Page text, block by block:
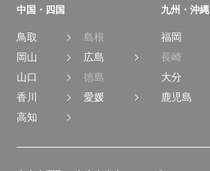
中国・四国
鳥取
島根
岡山
広島
山口
徳島
香川
愛媛
高知
九州・沖縄
福岡
長崎
大分
鹿児島